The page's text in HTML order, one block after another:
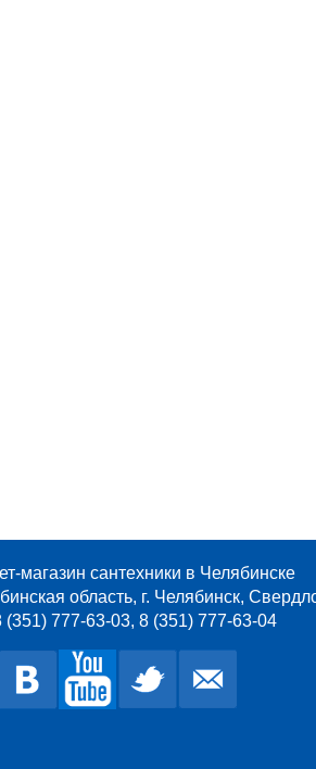
магазин сантехники в Челябинске
область, г. Челябинск,
(351) 777-63-03, 8 (351) 777-63-04